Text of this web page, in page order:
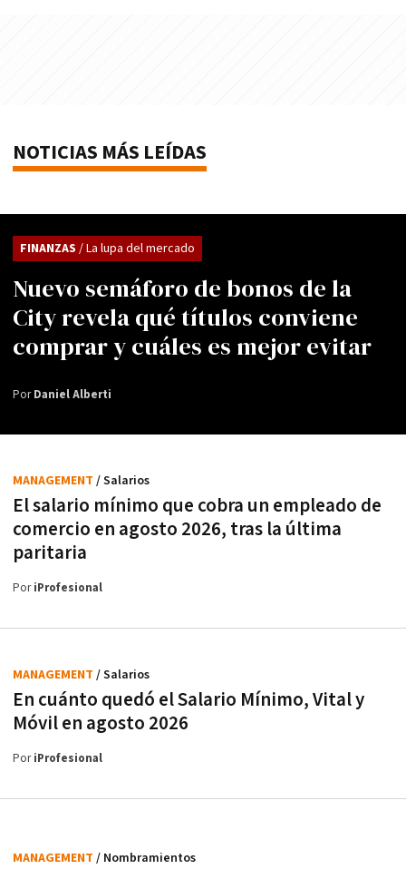
NOTICIAS MÁS LEÍDAS
Nuevo semáforo de bonos de la
City revela qué títulos conviene
comprar y cuáles es mejor evitar
FINANZAS / La lupa del mercado
PorDaniel Alberti
El salario mínimo que cobra un empleado de
comercio en agosto 2026, tras la última
paritaria
MANAGEMENT / Salarios
PoriProfesional
En cuánto quedó el Salario Mínimo, Vital y
Móvil en agosto 2026
MANAGEMENT / Salarios
PoriProfesional
MANAGEMENT / Nombramientos